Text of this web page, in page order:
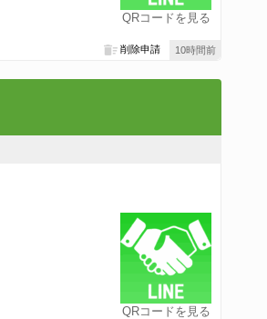
QRコードを見る
10時間前
削除申請
QRコードを見る